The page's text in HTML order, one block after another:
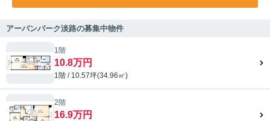
アーバンパーク淡路の募集中物件
1階
10.8万円
1階 / 10.57坪(34.96㎡)
2階
16.9万円